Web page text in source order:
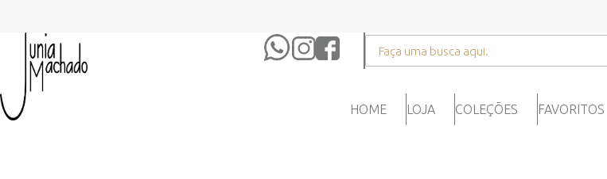
HOME LOJA COLEÇÕES FAVORITOS